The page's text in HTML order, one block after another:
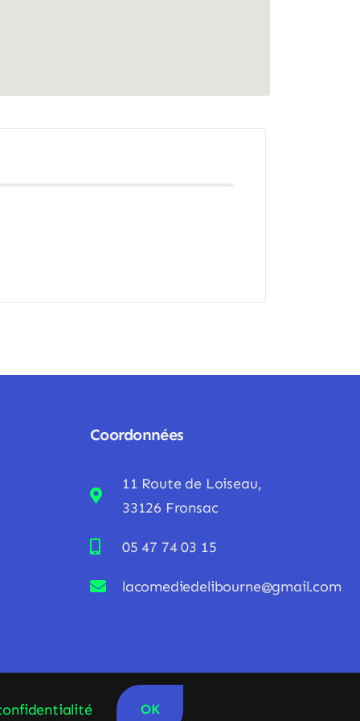
Coordonnées
11 Route de Loiseau,
33126 Fronsac
05 47 74 03 15
lacomediedelibourne@gmail.com
OK